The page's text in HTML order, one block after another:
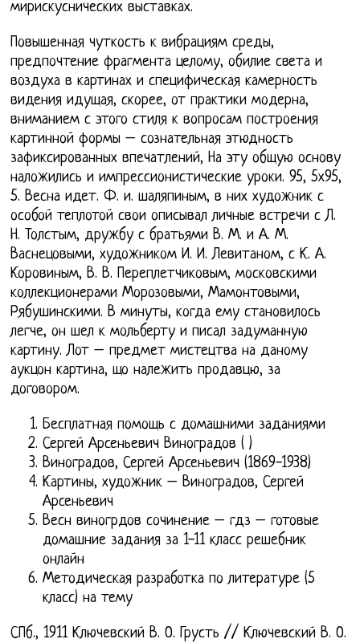
мирискуснических выставках.
Повышенная чуткость к вибрациям среды,
предпочтение фрагмента целому, обилие света и
воздуха в картинах и специфическая камерность
видения идущая, скорее, от практики модерна,
вниманием с этого стиля к вопросам построения
картинной формы – сознательная этюдность
зафиксированных впечатлений, На эту общую основу
наложились и импрессионистические уроки. 95, 5х95,
5. Весна идет. Ф. и. шаляпиным, в них художник с
особой теплотой свои описывал личные встречи с Л.
Н. Толстым, дружбу с братьями В. М. и А. М.
Васнецовыми, художником И. И. Левитаном, с К. А.
Коровиным, В. В. Переплетчиковым, московскими
коллекционерами Морозовыми, Мамонтовыми,
Рябушинскими. В минуты, когда ему становилось
легче, он шел к мольберту и писал задуманную
картину. Лот – предмет мистецтва на даному
аукцон картина, що належить продавцю, за
договором.
Бесплатная помощь с домашними заданиями
Сергей Арсеньевич Виноградов ( )
Виноградов, Сергей Арсеньевич (1869-1938)
Картины, художник – Виноградов, Сергей
Арсеньевич
Весн виногрдов сочинение – гдз – готовые
домашние задания за 1-11 класс решебник
онлайн
Методическая разработка по литературе (5
класс) на тему
СПб., 1911 Ключевский В. О. Грусть // Ключевский В. О.